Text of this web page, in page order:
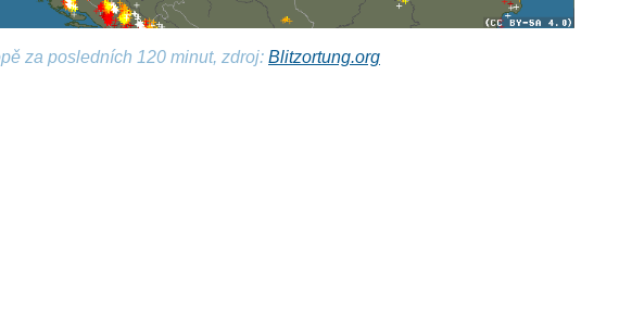
za posledních 120 minut, zdroj:Blitzortung.org